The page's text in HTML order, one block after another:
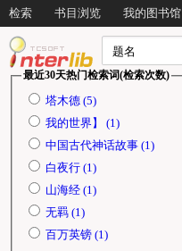
检索 书目浏览 我的图书馆
最近30天热门检索词(检索次数)
塔木德 (5)
我的世界】 (1)
中国古代神话故事 (1)
白夜行 (1)
山海经 (1)
无羁 (1)
百万英镑 (1)